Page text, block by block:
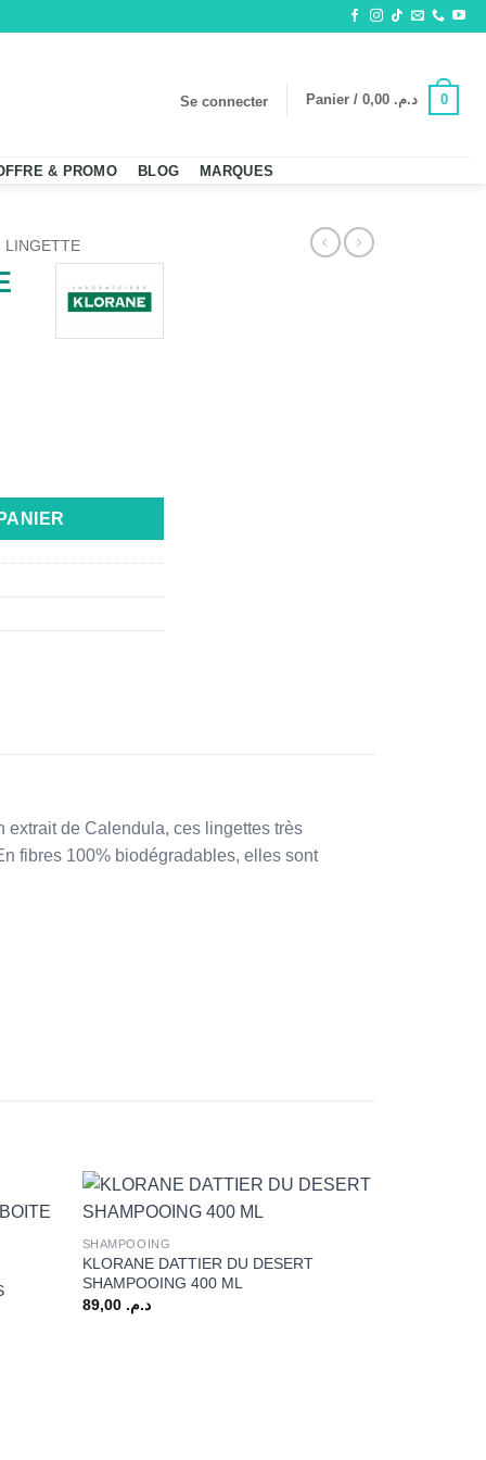
Se connecter Panier / د.م. 0
& PROMO BLOG MARQUES
LINGETTE
25 UNITES
extrait de Calendula, ces lingettes très
fibres 100% biodégradables, elles sont
+
SHAMPOOING
KLORANE DATTIER DU DESERT
SHAMPOOING 400 ML
د.م. 89,00